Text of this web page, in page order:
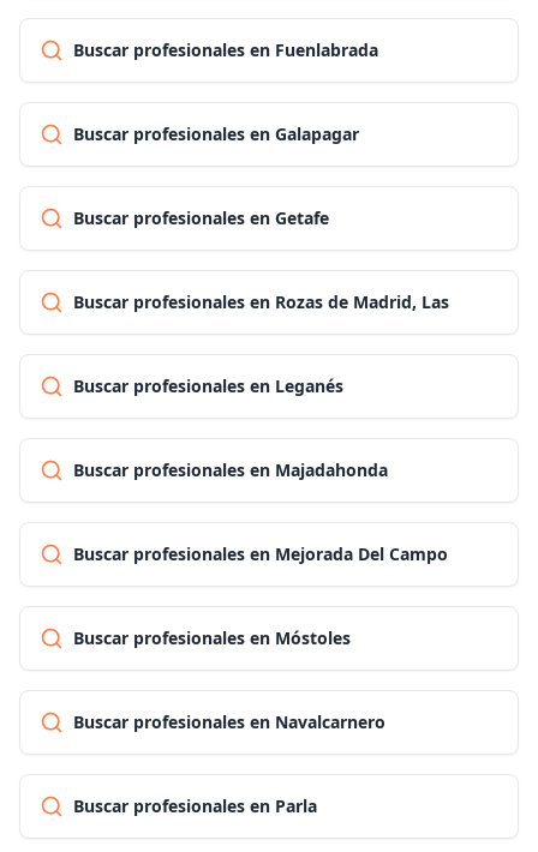
Buscar profesionales en Fuenlabrada
Buscar profesionales en Galapagar
Buscar profesionales en Getafe
Buscar profesionales en Rozas de Madrid, Las
Buscar profesionales en Leganés
Buscar profesionales en Majadahonda
Buscar profesionales en Mejorada Del Campo
Buscar profesionales en Móstoles
Buscar profesionales en Navalcarnero
Buscar profesionales en Parla